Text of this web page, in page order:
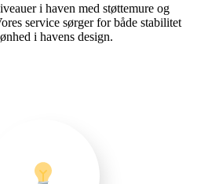
i haven med støttemure og
service sørger for både stabilitet
i havens design.